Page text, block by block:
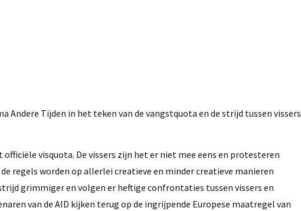
Tijden in het teken van de vangstquota en de strijd tussen vissers
visquota. De vissers zijn het er niet mee eens en protesteren
regels worden op allerlei creatieve en minder creatieve manieren
grimmiger en volgen er heftige confrontaties tussen vissers en
van de AID kijken terug op de ingrijpende Europese maatregel van